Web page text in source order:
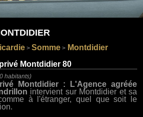
> Somme > Montdidier
Montdidier 80
habitants)
Montdidier : L'Agence agréée
intervient sur Montdidier et sa
à l'étranger, quel que soit le